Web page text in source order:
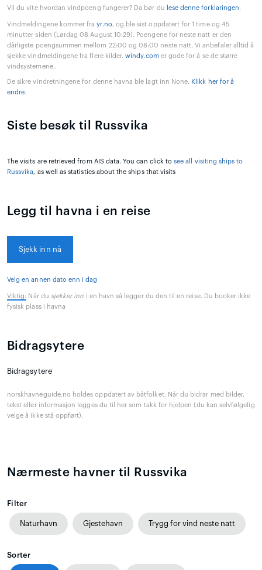
Vil du vite hvordan vindpoeng fungerer? Da bør du lese denne forklaringen.
Vindmeldingene kommer frayr.no, og ble sist oppdatert for 1 time og 45
minutter siden (Lørdag 08 August 10:29). Poengene for neste natt er den
dårligste poengsummen mellom 22:00 og 08:00 neste natt. Vi anbefaler alltid å
sjekke vindmeldingene fra flere kilder.windy.comer gode for å se de større
vindsystemene..
De sikre vindretningene for denne havna ble lagt inn None. Klikk her for å
endre.
Siste besøk til Russvika
The visits are retrieved from AIS data. You can click tosee all visiting ships to
Russvika, as well as statistics about the ships that visits
Legg til havna i en reise
Sjekk inn nå
Velg en annen dato enn i dag
Viktig: Når du sjekker inn i en havn så legger du den til en reise. Du booker ikke
fysisk plass i havna
Bidragsytere
Bidragsytere
norskhavneguide.no holdes oppdatert av båtfolket. Når du bidrar med bilder,
tekst eller informasjon legges du til her som takk for hjelpen (du kan selvfølgelig
velge å ikke stå oppført).
Nærmeste havner til Russvika
Filter
Naturhavn Gjestehavn Trygg for vind neste natt
Sorter